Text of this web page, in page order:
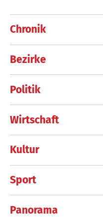
Chronik
Bezirke
Politik
Wirtschaft
Kultur
Sport
Panorama